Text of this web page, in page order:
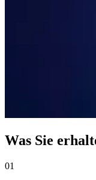
Was Sie
01